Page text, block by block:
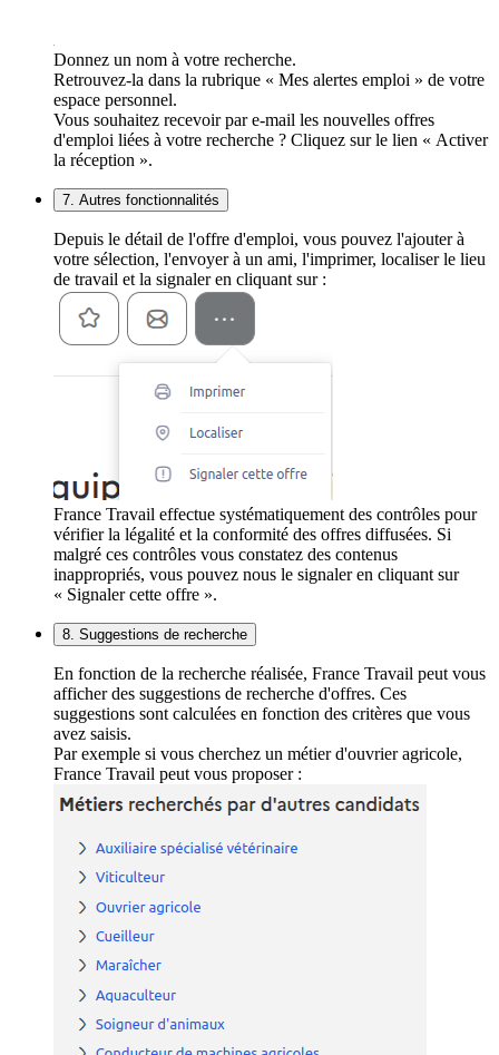
Donnez un nom à votre recherche.
Retrouvez-la dans la rubrique « Mes alertes emploi » de votre
espace personnel.
Vous souhaitez recevoir par e-mail les nouvelles offres
d'emploi liées à votre recherche ? Cliquez sur le lien « Activer
la réception ».
7. Autres fonctionnalités
Depuis le détail de l'offre d'emploi, vous pouvez l'ajouter à
votre sélection, l'envoyer à un ami, l'imprimer, localiser le lieu
de travail et la signaler en cliquant sur :
France Travail effectue systématiquement des contrôles pour
vérifier la légalité et la conformité des offres diffusées. Si
malgré ces contrôles vous constatez des contenus
inappropriés, vous pouvez nous le signaler en cliquant sur
« Signaler cette offre ».
8. Suggestions de recherche
En fonction de la recherche réalisée, France Travail peut vous
afficher des suggestions de recherche d'offres. Ces
suggestions sont calculées en fonction des critères que vous
avez saisis.
Par exemple si vous cherchez un métier d'ouvrier agricole,
France Travail peut vous proposer :